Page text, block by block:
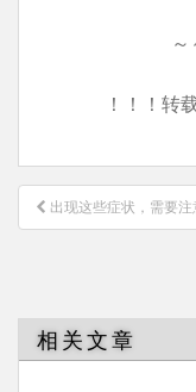
！！！转
文
章
出现这些症状，需要
相关文章